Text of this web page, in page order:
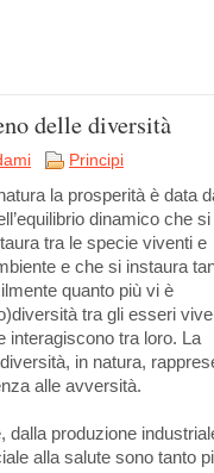
delle diversità
Principi
la prosperità è data
dinamico che si
tra le specie viventi e
e che si instaura
quanto più vi è
tra gli esseri
interagiscono tra loro. La
in natura,
alle avversità.
dalla produzione
alla salute sono tanto